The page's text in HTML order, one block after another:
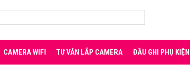
CAMERA WIFI TƯ VẤN LẮP CAMERA ĐẦU GHI PHỤ KIỆN